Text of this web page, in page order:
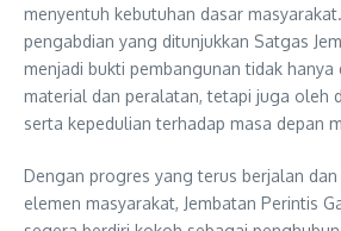
menyentuh kebutuhan dasar
pengabdian yang ditunjukkan Satgas
menjadi bukti pembangunan tidak hanya
material dan peralatan, tetapi juga oleh
serta kepedulian terhadap masa depan
Dengan progres yang terus berjalan
elemen masyarakat, Jembatan Perintis